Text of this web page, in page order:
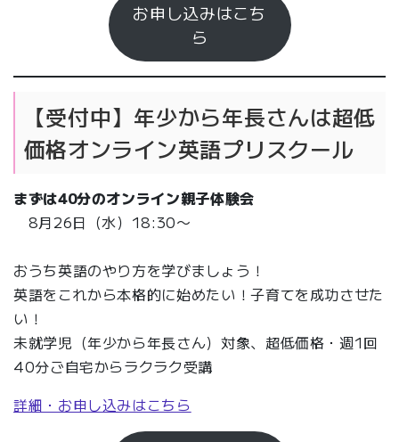
お申し込みはこち
ら
【受付中】年少から年長さんは超低
価格オンライン英語プリスクール
まずは40分のオンライン親子体験会
8月26日（水）18:30〜
おうち英語のやり方を学びましょう！
英語をこれから本格的に始めたい！子育てを成功させた
い！
未就学児（年少から年長さん）対象、超低価格・週1回
40分ご自宅からラクラク受講
詳細・お申し込みはこちら